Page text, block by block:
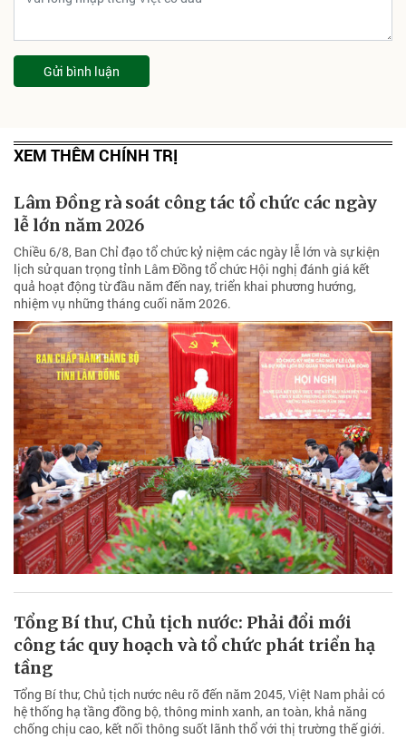
Gửi bình luận
XEM THÊM CHÍNH TRỊ
Lâm Đồng rà soát công tác tổ chức các ngày
lễ lớn năm 2026
Chiều 6/8, Ban Chỉ đạo tổ chức kỷ niệm các ngày lễ lớn và sự kiện
lịch sử quan trọng tỉnh Lâm Đồng tổ chức Hội nghị đánh giá kết
quả hoạt động từ đầu năm đến nay, triển khai phương hướng,
nhiệm vụ những tháng cuối năm 2026.
Tổng Bí thư, Chủ tịch nước: Phải đổi mới
công tác quy hoạch và tổ chức phát triển hạ
tầng
Tổng Bí thư, Chủ tịch nước nêu rõ đến năm 2045, Việt Nam phải có
hệ thống hạ tầng đồng bộ, thông minh xanh, an toàn, khả năng
chống chịu cao, kết nối thông suốt lãnh thổ với thị trường thế giới.